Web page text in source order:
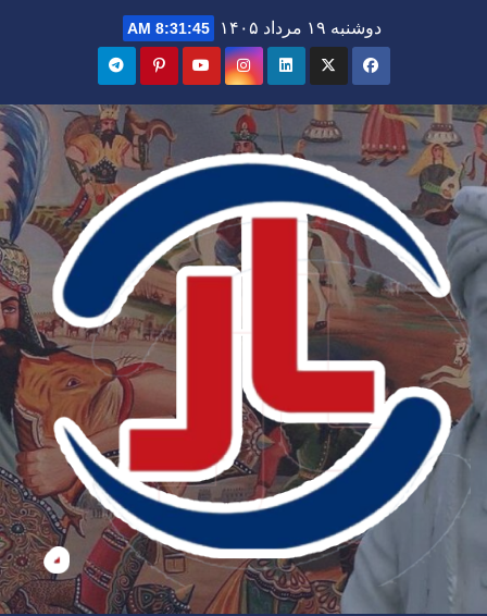
دوشنبه ۱۹ مرداد ۱۴۰۵ 8:31:46 AM